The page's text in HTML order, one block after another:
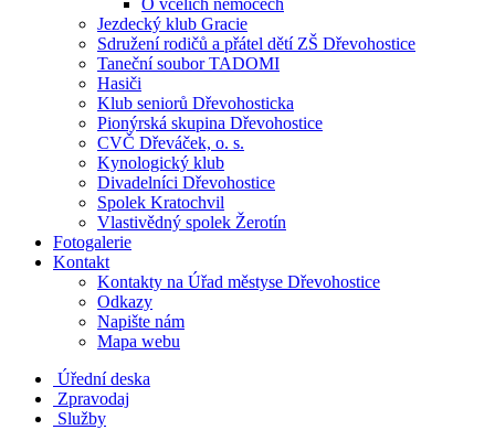
O včelích nemocech
Jezdecký klub Gracie
Sdružení rodičů a přátel dětí ZŠ Dřevohostice
Taneční soubor TADOMI
Hasiči
Klub seniorů Dřevohosticka
Pionýrská skupina Dřevohostice
CVČ Dřeváček, o. s.
Kynologický klub
Divadelníci Dřevohostice
Spolek Kratochvil
Vlastivědný spolek Žerotín
Fotogalerie
Kontakt
Kontakty na Úřad městyse Dřevohostice
Odkazy
Napište nám
Mapa webu
Úřední deska
Zpravodaj
Služby